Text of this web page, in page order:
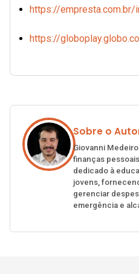
https://
https://
Sobre o
Giovanni
finanças
dedicado à
jovens,
gerenciar
emergência e